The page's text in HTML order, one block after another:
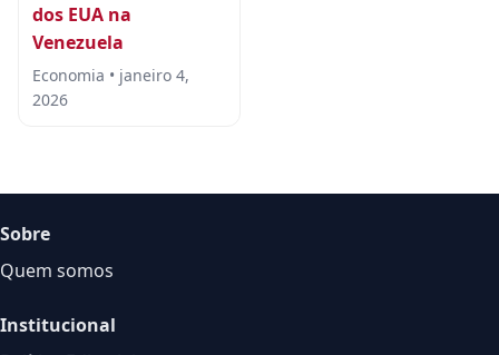
dos EUA na
Venezuela
Economia • janeiro 4,
2026
Sobre
Quem somos
Institucional